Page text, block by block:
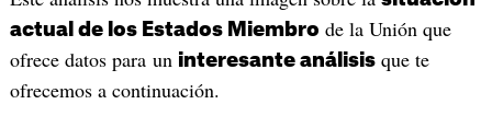
actual de los Estados Miembro de la Unión que
ofrece datos para un interesante análisisque te
ofrecemos a continuación.